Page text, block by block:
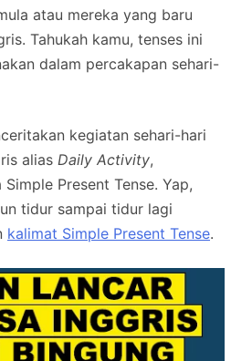
atau mereka yang baru
Tahukah kamu, tenses ini
dalam percakapan sehari-
kegiatan sehari-hari
alias Daily Activity,
Present Tense. Yap,
tidur sampai tidur lagi
kalimat Simple Present Tense.